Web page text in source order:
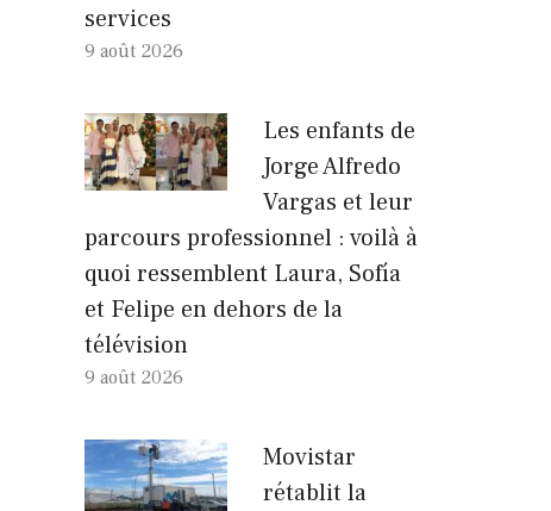
services
9 août 2026
Les enfants de
Jorge Alfredo
Vargas et leur
parcours professionnel : voilà à
quoi ressemblent Laura, Sofía
et Felipe en dehors de la
télévision
9 août 2026
Movistar
rétablit la